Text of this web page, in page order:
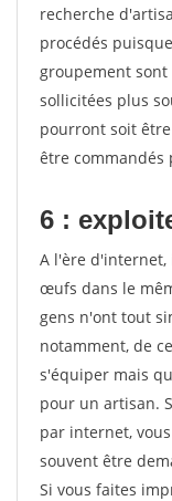
recherche
procédés
groupement
sollicitées plus
pourront soit
être commandés
6 :
A l'ère d'internet,
œufs dans le
gens n'ont tout
notamment, de
s'équiper mais
pour un artisan.
par internet,
souvent être
Si vous faites